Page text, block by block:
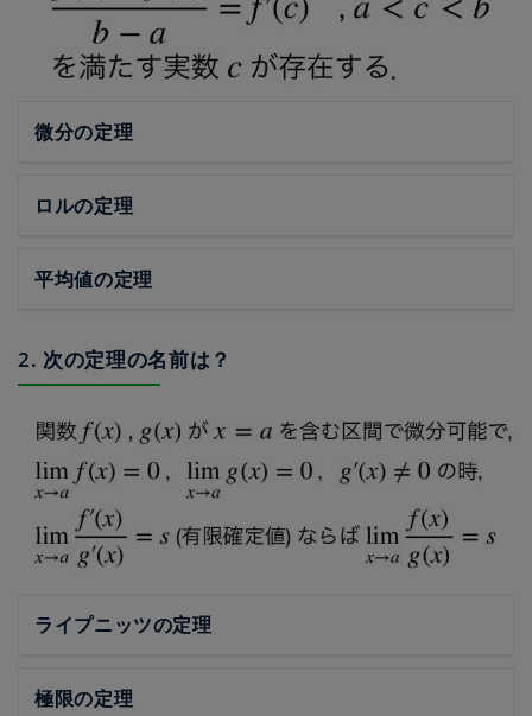
微分の定理
ロルの定理
平均値の定理
2. 次の定理の名前は？
ライプニッツの定理
極限の定理